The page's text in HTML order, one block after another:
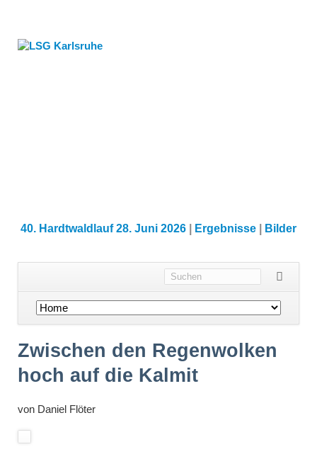
40. Hardtwaldlauf 28. Juni 2026 Ergebnisse Bilder
Navigation
Zwischen den Regenwolken
hoch auf die Kalmit
von Daniel Flöter